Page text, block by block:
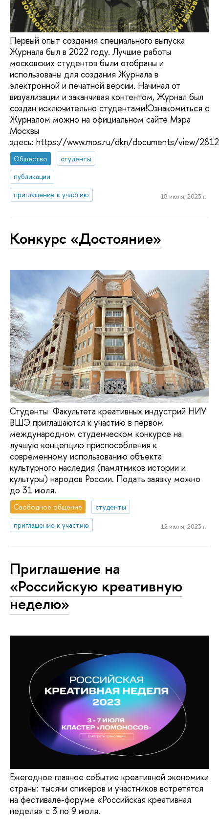
Первый опыт создания специального выпуска
Журнала был в 2022 году. Лучшие работы
московских студентов были отобраны и
использованы для создания Журнала в
электронной и печатной версии. Начиная от
визуализации и заканчивая контентом, Журнал был
создан исключительно студентами!Ознакомиться с
Журналом можно на официальном сайте Мэра
Москвы
здесь: https://www.mos.ru/dkn/documents/view/
Общество
студенты
публикации
приглашение к участию
18 июля, 2023 г.
Конкурс «Достояние»
Студенты Факультета креативных индустрий НИУ
ВШЭ приглашаются к участию в первом
международном студенческом конкурсе на
лучшую концепцию приспособления к
современному использованию объекта
культурного наследия (памятников истории и
культуры) народов России. Подать заявку можно
до 31 июля.
Свободное общение
студенты
приглашение к участию
12 июля, 2023 г.
Приглашение на
«Российскую креативную
неделю»
Ежегодное главное событие креативной экономики
страны: тысячи спикеров и участников встретятся
на фестивале-форуме «Российская креативная
неделя» с 3 по 9 июля.